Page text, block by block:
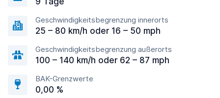
Geschwindigkeitsbegrenzung innerorts
25 – 80 km/h oder 16 – 50 mph
Geschwindigkeitsbegrenzung außerorts
100 – 140 km/h oder 62 – 87 mph
BAK-Grenzwerte
0,00 %